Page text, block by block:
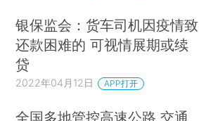
银保监会：货车司机因疫情致
还款困难的 可视情展期或续
贷
2022年04月12日 APP打开
全国多地管控高速公路 交通